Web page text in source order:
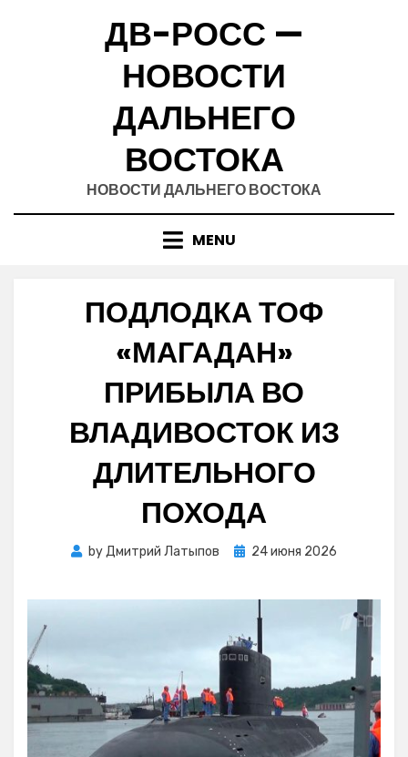
ДВ-РОСС —
НОВОСТИ
ДАЛЬНЕГО
ВОСТОКА
НОВОСТИ ДАЛЬНЕГО ВОСТОКА
MENU
ПОДЛОДКА ТОФ
«МАГАДАН»
ПРИБЫЛА ВО
ВЛАДИВОСТОК ИЗ
ДЛИТЕЛЬНОГО
ПОХОДА
byДмитрий Латыпов
Posted
24 июня 2026